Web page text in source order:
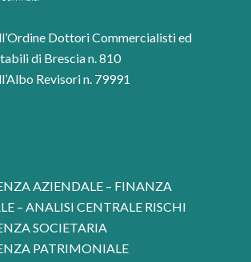
Dottori Commercialisti ed
di Brescia n. 810
Revisori n. 79991
AZIENDALE – FINANZA
– ANALISI CENTRALE RISCHI
SOCIETARIA
PATRIMONIALE